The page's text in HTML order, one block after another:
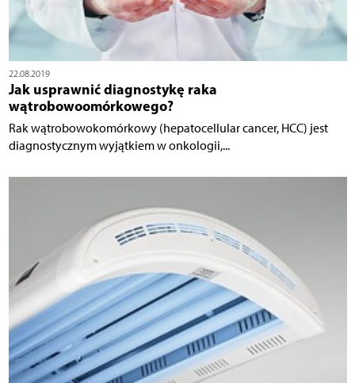
22.08.2019
Jak usprawnić diagnostykę raka
wątrobowoomórkowego?
Rak wątrobowokomórkowy (hepatocellular cancer, HCC) jest
diagnostycznym wyjątkiem w onkologii,...